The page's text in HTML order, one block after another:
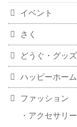
イベント
さく
どうぐ・グッズ
ハッピーホー
ファッション
アクセサリー